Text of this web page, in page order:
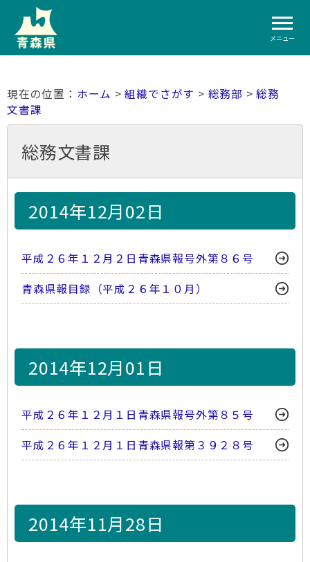
メニュー
ホーム >組織でさがす > 総務部 >総務
文書課
総務文書課
2014年12月02日
平成２６年１２月２日青森県報号外第８６号
青森県報目録（平成２６年１０月）
2014年12月01日
平成２６年１２月１日青森県報号外第８５号
平成２６年１２月１日青森県報第３９２８号
2014年11月28日